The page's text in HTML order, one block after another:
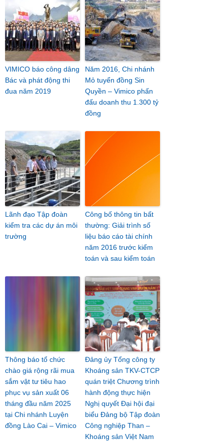
VIMICO báo công dâng
Bác và phát động thi
đua năm 2019
Năm 2016, Chi nhánh
Mỏ tuyển đồng Sin
Quyền – Vimico phấn
đấu doanh thu 1.300 tỷ
đồng
Lãnh đạo Tập đoàn
kiểm tra các dự án môi
trường
Công bố thông tin bất
thường: Giải trình số
liệu báo cáo tài chính
năm 2016 trước kiểm
toán và sau kiểm toán
Thông báo tổ chức
chào giá rộng rãi mua
sắm vật tư tiêu hao
phục vụ sản xuất 06
tháng đầu năm 2025
tại Chi nhánh Luyện
đồng Lào Cai – Vimico
Đảng ủy Tổng công ty
Khoáng sản TKV-CTCP
quán triệt Chương trình
hành động thực hiện
Nghị quyết Đại hội đại
biểu Đảng bộ Tập đoàn
Công nghiệp Than –
Khoáng sản Việt Nam